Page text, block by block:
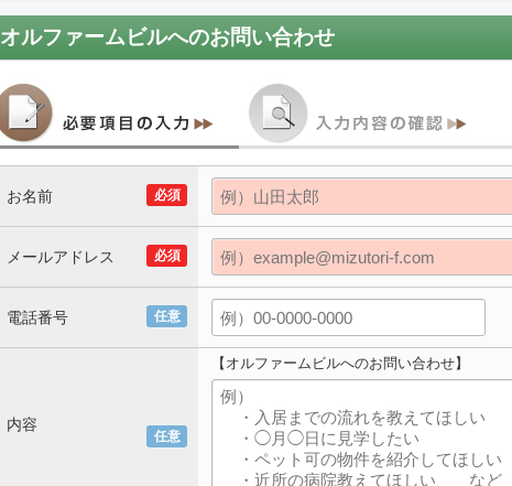
オルファームビルへのお問い合わせ
必須
お名前
必須
メールアドレス
任意
電話番号
任意
内容
【オルファームビルへのお問い合わせ】